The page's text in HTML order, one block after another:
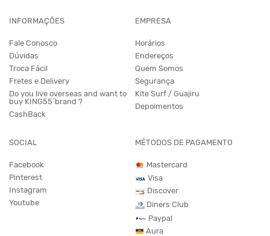
INFORMAÇÕES
Fale Conosco
Dúvidas
Troca Fácil
Fretes e Delivery
Do you live overseas and want to
buy KING55´brand ?
CashBack
EMPRESA
Horários
Endereços
Quem Somos
Segurança
Kite Surf / Guajiru
Depoimentos
SOCIAL
Facebook
Pinterest
Instagram
Youtube
MÉTODOS DE PAGAMENTO
Mastercard
Visa
Discover
Diners Club
Paypal
Aura